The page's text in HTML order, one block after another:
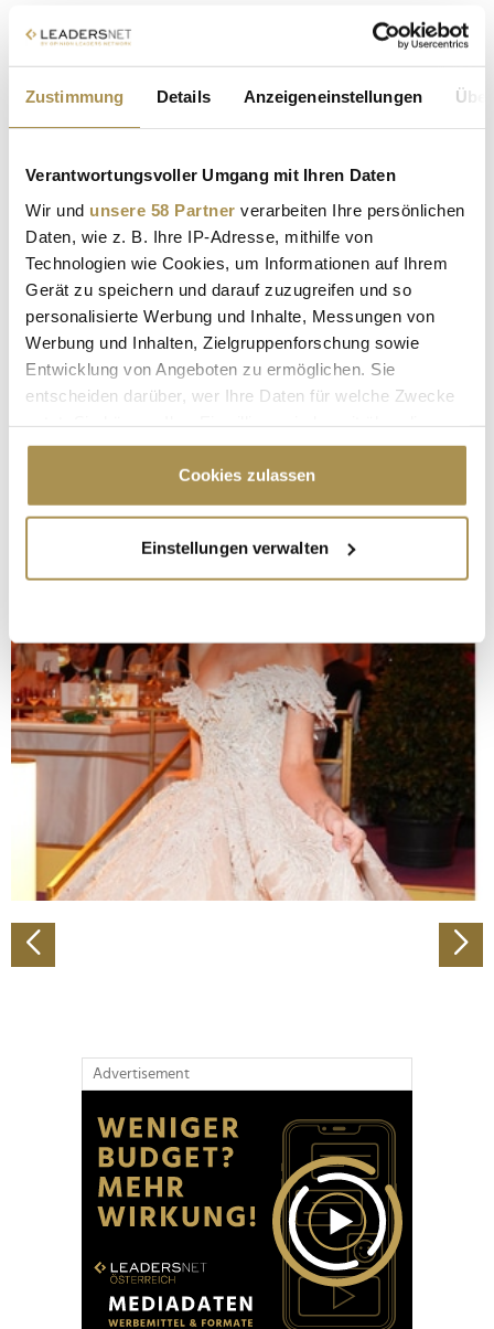
Zustimmung Details Anzeigeneinstellungen
Verantwortungsvoller Umgang mit Ihren Daten
Wir und unsere 58 Partner verarbeiten Ihre persönlichen
Daten, wie z. B. Ihre IP-Adresse, mithilfe von
Technologien wie Cookies, um Informationen auf Ihrem
Gerät zu speichern und darauf zuzugreifen und so
personalisierte Werbung und Inhalte, Messungen von
Werbung und Inhalten, Zielgruppenforschung sowie
Entwicklung von Angeboten zu ermöglichen. Sie
entscheiden darüber, wer Ihre Daten für welche Zwecke
Cookie-Erklärung oder durch Klicken auf das Privacy
Trigger Symbol ändern oder widerrufen
Informationen über Ihre geografische Lage
erfassen, welche bis auf einige Meter genau sein
bestimmten Merkmalen (Fingerprinting) identifizieren
Erfahren Sie mehr darüber, wie Ihre persönlichen Daten
verarbeitet werden, und legen Sie Ihre Präferenzen im
Abschnitt Einzelheitenfest.
Wir verwenden Cookies, um Inhalte und Anzeigen zu
personalisieren, Funktionen für soziale Medien anbieten
zu können und die Zugriffe auf unsere Website zu
analysieren. Außerdem geben wir Informationen zu Ihrer
Verwendung unserer Website an unsere Partner für
soziale Medien, Werbung und Analysen weiter. Unsere
Partner führen diese Informationen möglicherweise mit
Cookies zulassen
Einstellungen verwalten
Advertisement